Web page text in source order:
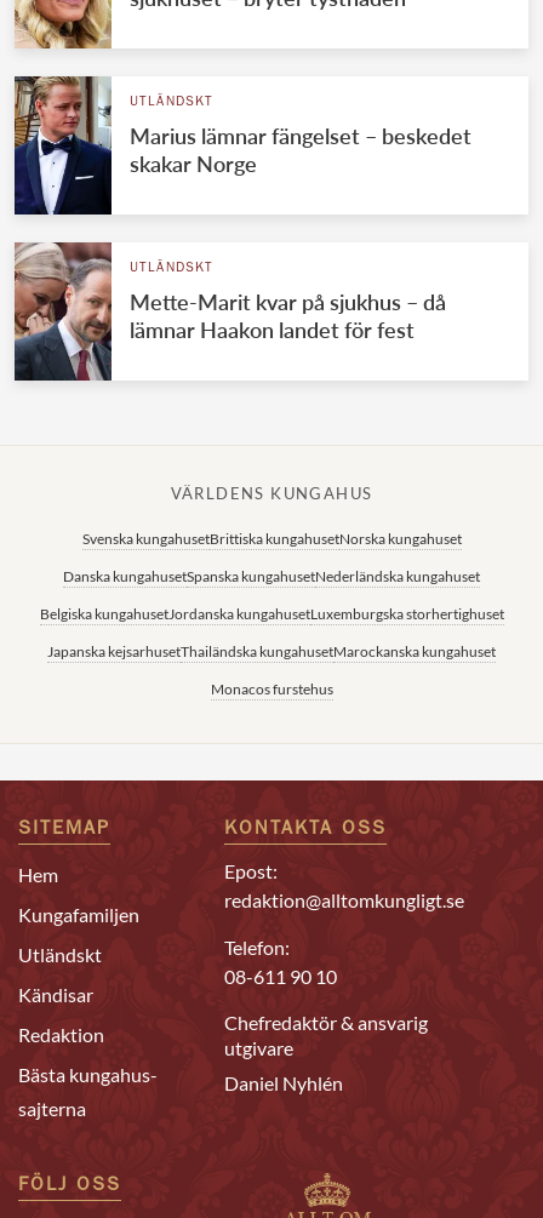
UTLÄNDSKT
Marius lämnar fängelset – beskedet
skakar Norge
UTLÄNDSKT
Mette-Marit kvar på sjukhus – då
lämnar Haakon landet för fest
VÄRLDENS KUNGAHUS
Svenska kungahusetBrittiska kungahusetNorska kungahuset
Danska kungahusetSpanska kungahusetNederländska kungahuset
Belgiska kungahusetJordanska kungahusetLuxemburgska storhertighuset
Japanska kejsarhusetThailändska kungahusetMarockanska kungahuset
Monacos furstehus
SITEMAP
Hem
Kungafamiljen
Utländskt
Kändisar
Redaktion
Bästa kungahus-
sajterna
KONTAKTA OSS
Epost:
redaktion@alltomkungligt.se
Telefon:
08-611 90 10
Chefredaktör & ansvarig
utgivare
Daniel Nyhlén
FÖLJ OSS